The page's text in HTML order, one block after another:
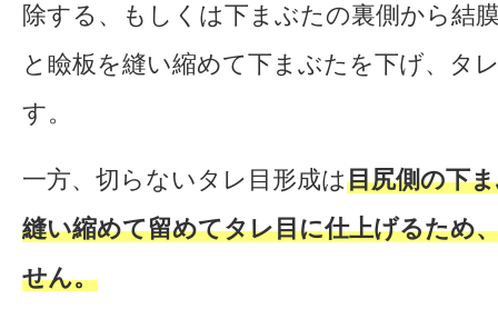
除する、もしくは下まぶたの裏側から結
と瞼板を縫い縮めて下まぶたを下げ、タ
す。
一方、切らないタレ目形成は目尻側の下
縫い縮めて留めてタレ目に仕上げるため
せん。